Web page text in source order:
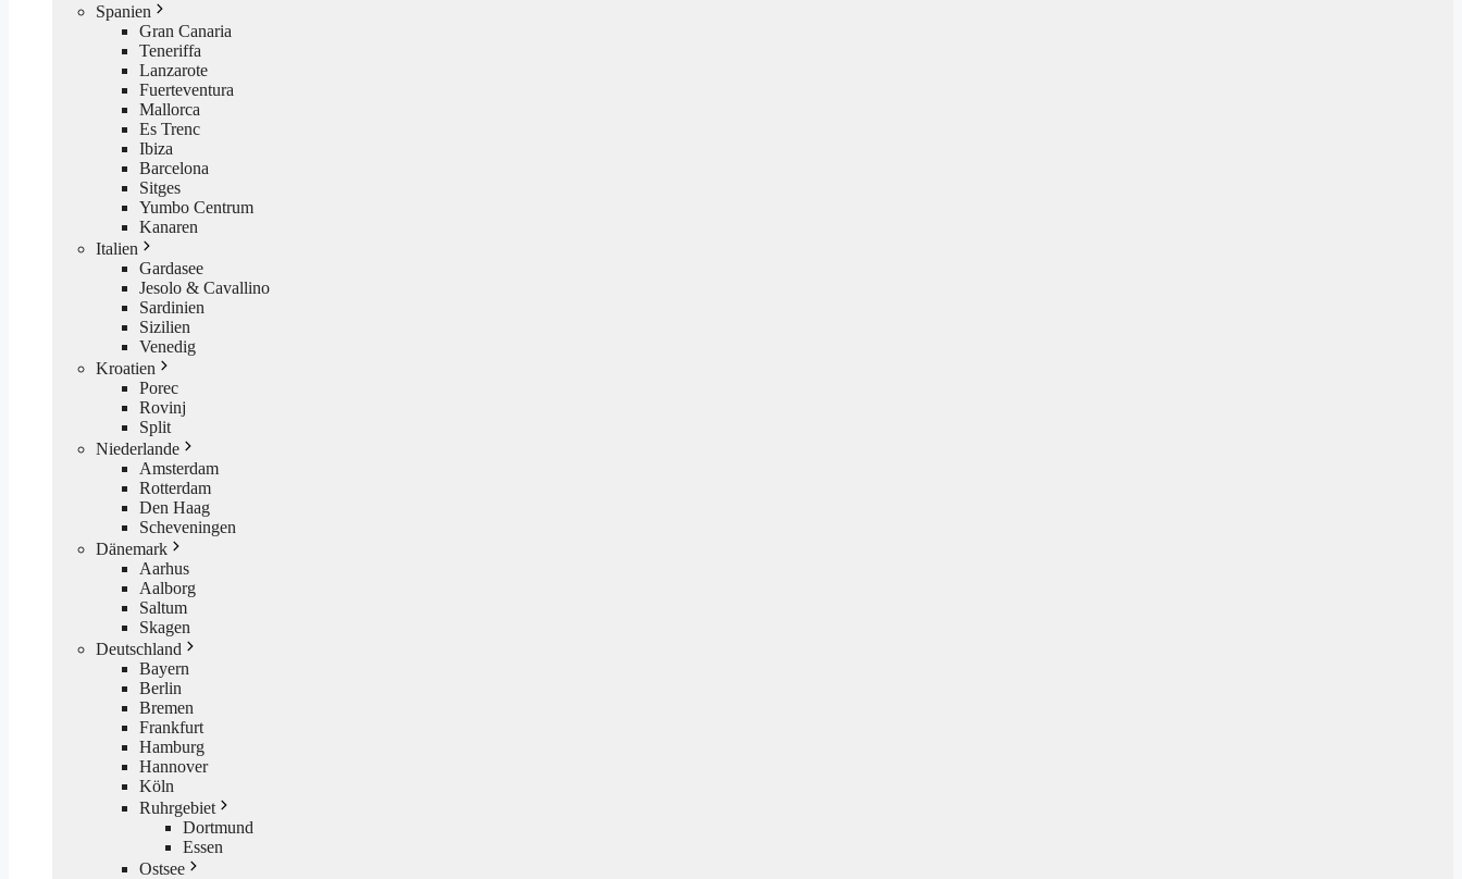
Spanien
Gran Canaria
Teneriffa
Lanzarote
Fuerteventura
Mallorca
Es Trenc
Ibiza
Barcelona
Sitges
Yumbo Centrum
Kanaren
Italien
Gardasee
Jesolo & Cavallino
Sardinien
Sizilien
Venedig
Kroatien
Porec
Rovinj
Split
Niederlande
Amsterdam
Rotterdam
Den Haag
Scheveningen
Dänemark
Aarhus
Aalborg
Saltum
Skagen
Deutschland
Bayern
Berlin
Bremen
Frankfurt
Hamburg
Hannover
Köln
Ruhrgebiet
Dortmund
Essen
Ostsee